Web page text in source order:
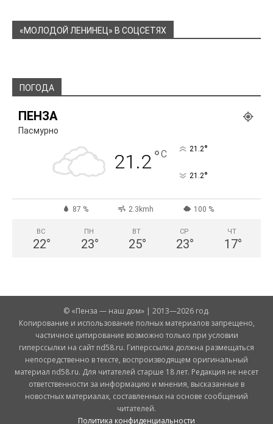
«МОЛОДОЙ ЛЕНИНЕЦ» В СОЦСЕТЯХ
ПОГОДА
ПЕНЗА
Пасмурно
21.2°C 21.2°
21.2°
87 % 2.3kmh 100 %
ВС
22°
ПН
23°
ВТ
25°
СР
23°
ЧТ
17°
© «Пенза — наш дом» | 2013—2026 год.
Копирование и использование полных материалов запрещено,
частичное цитирование возможно только при условии
гиперссылки на сайт nd58.ru. Гиперссылка должна размещаться
непосредственно в тексте, воспроизводящем оригинальный
материал nd58.ru. Для читателей старше 18 лет. Редакция не несет
ответственности за информацию и мнения, высказанные в
новостных материалах, составленных на основе сообщений
читателей.
Политика конфиденциальности